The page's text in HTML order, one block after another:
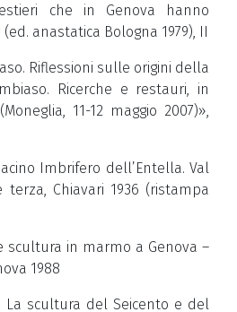
che in Genova hanno
anastatica Bologna 1979), II
Riflessioni sulle origini della
Ricerche e restauri, in
11-12 maggio 2007)»,
Imbrifero dell’Entella. Val
terza, Chiavari 1936 (ristampa
scultura in marmo a Genova –
1988
La scultura del Seicento e del